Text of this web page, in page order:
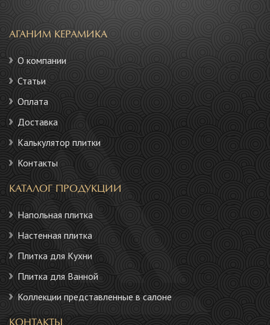
АГАНИМ КЕРАМИКА
О компании
Статьи
Оплата
Доставка
Калькулятор плитки
Контакты
КАТАЛОГ ПРОДУКЦИИ
Напольная плитка
Настенная плитка
Плитка для Кухни
Плитка для Ванной
Коллекции представленные в салоне
КОНТАКТЫ